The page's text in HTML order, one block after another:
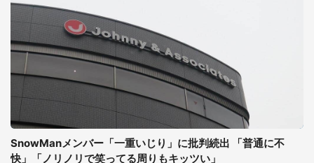
SnowManメンバー「一重いじり」に批判続出 「普通に不
快」「ノリノリで笑ってる周りもキッツい」